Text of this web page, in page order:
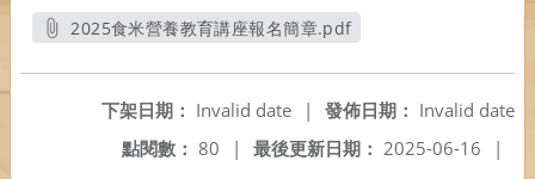
2025食米營養教育講座報名簡章.pdf
發佈日期： Invalid date
下架日期： Invalid date
|
最後更新日期： 2025-06-16 |
點閱數： 80 |